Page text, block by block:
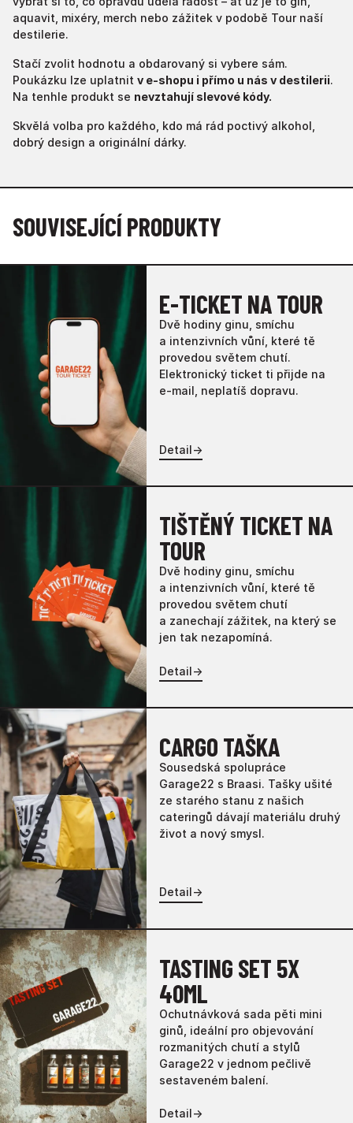
aquavit, mixéry, merch nebo zážitek v podobě Tour naší
destilerie.
Stačí zvolit hodnotu a obdarovaný si vybere sám.
Poukázku lze uplatnit v e-shopu i přímo u nás v destilerii.
Na tenhle produkt se nevztahují slevové kódy.
Skvělá volba pro každého, kdo má rád poctivý alkohol,
dobrý design a originální dárky.
SOUVISEJÍCÍ PRODUKTY
E-TICKET NA TOUR
Dvě hodiny ginu, smíchu
a intenzivních vůní, které tě
provedou světem chutí.
Elektronický ticket ti přijde na
e-mail, neplatíš dopravu.
Detail→
TIŠTĚNÝ TICKET NA
TOUR
Dvě hodiny ginu, smíchu
a intenzivních vůní, které tě
provedou světem chutí
a zanechají zážitek, na který se
jen tak nezapomíná.
Detail→
CARGO TAŠKA
Sousedská spolupráce
Garage22 s Braasi. Tašky ušité
ze starého stanu z našich
cateringů dávají materiálu druhý
život a nový smysl.
Detail→
TASTING SET 5X
40ML
Ochutnávková sada pěti mini
ginů, ideální pro objevování
rozmanitých chutí a stylů
Garage22 v jednom pečlivě
sestaveném balení.
Detail→